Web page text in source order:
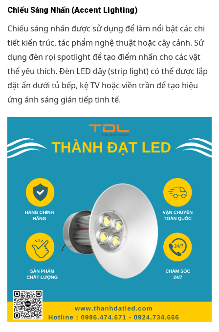
Chiếu Sáng Nhấn (Accent Lighting)
Chiếu sáng nhấn được sử dụng để làm nổi bật các chi
tiết kiến trúc, tác phẩm nghệ thuật hoặc cây cảnh. Sử
dụng đèn rọi spotlight để tạo điểm nhấn cho các vật
thể yêu thích. Đèn LED dây (strip light) có thể được lắp
đặt ẩn dưới tủ bếp, kệ TV hoặc viền trần để tạo hiệu
ứng ánh sáng gián tiếp tinh tế.